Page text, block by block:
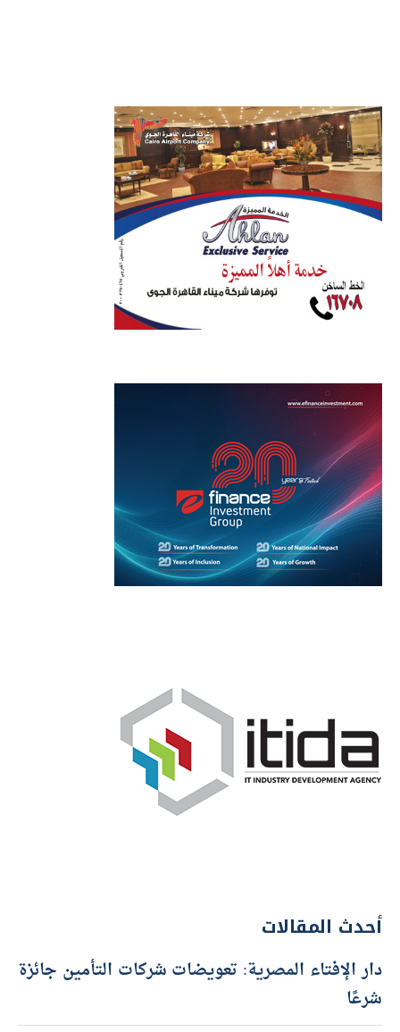
أحدث المقالات
دار الإفتاء المصرية: تعويضات شركات التأمين جائزة
شرعًا